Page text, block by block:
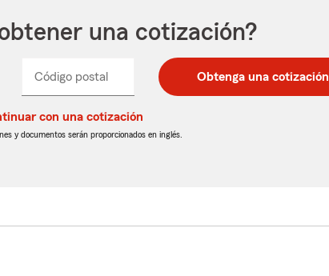
una cotización?
Código postal
postal
de
postal
de
_____ Obtenga una cotización
con una cotización
y documentos serán proporcionados en inglés.